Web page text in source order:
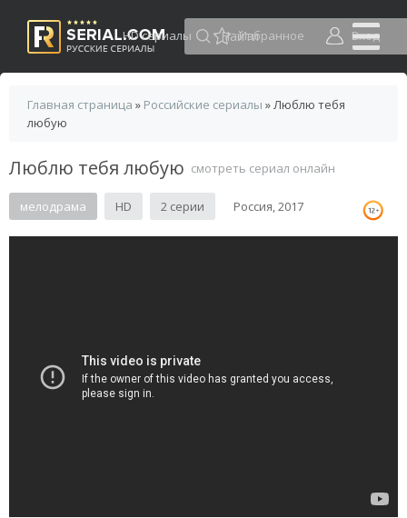
HD сериалы Избранное Вход
Главная страница » Российские сериалы » Люблю тебя
любую
Люблю тебя любую смотреть сериал онлайн
мелодрама HD 2 серии Россия, 2017